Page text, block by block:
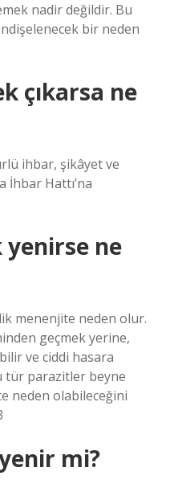
nadir değildir. Bu
bir neden
çıkarsa ne
ihbar, şikâyet ve
İhbar Hattı’na
yenirse ne
menenjite neden olur.
geçmek yerine,
ve ciddi hasara
tür parazitler beyne
neden olabileceğini
mi?